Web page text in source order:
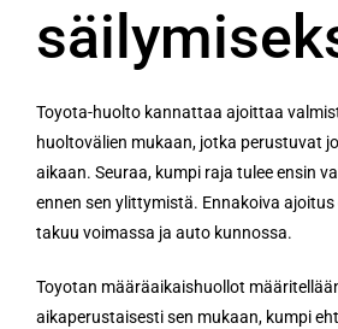
Toyota-huolto kannattaa ajoittaa
huoltovälien mukaan, jotka perustuvat
aikaan. Seuraa, kumpi raja tulee ensin
ennen sen ylittymistä. Ennakoiva
takuu voimassa ja auto kunnossa.
Toyotan määräaikaishuollot
aikaperustaisesti sen mukaan, kumpi